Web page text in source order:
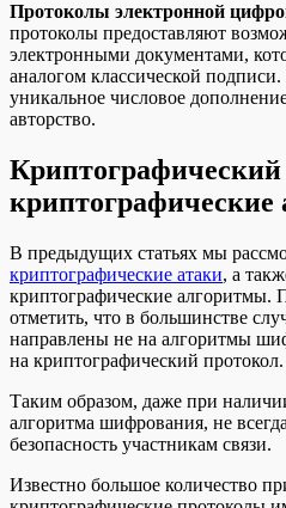
Протоколы электронной
протоколы предоставляют
электронными документами,
аналогом классической подписи.
уникальное числовое
авторство.
криптографические
В предыдущих статьях мы
криптографические атаки, а
криптографические алгоритмы.
отметить, что в большинстве
направлены не на алгоритмы
на криптографический протокол.
Таким образом, даже при
алгоритма шифрования, не
безопасность участникам связи.
Известно большое количество